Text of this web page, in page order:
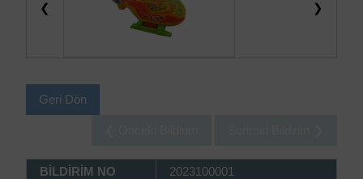
❮ ❯
Geri Dön
BİLDİRİM NO
2023100001